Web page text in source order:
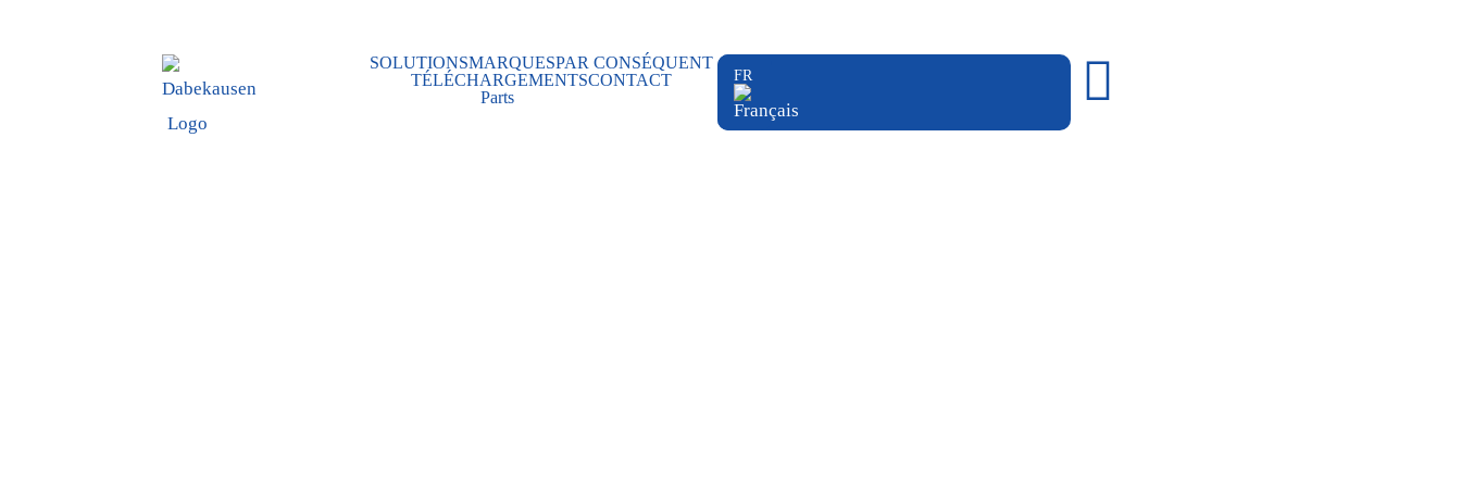
SOLUTIONSMARQUESPAR CONSÉQUENT
TÉLÉCHARGEMENTSCONTACT
Parts